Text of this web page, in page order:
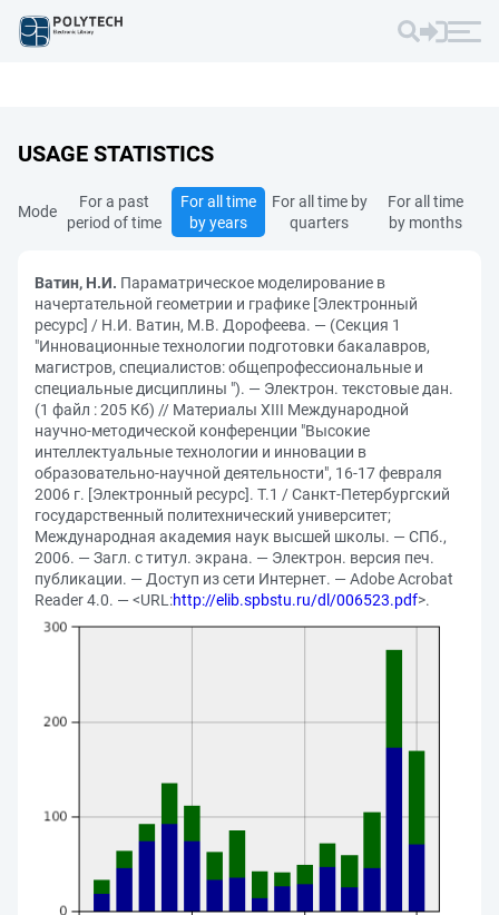
USAGE STATISTICS
Mode
For a past
period of time
For all time
by years
For all time by
quarters
For all time
by months
Ватин, Н.И. Параматрическое моделирование в
начертательной геометрии и графике [Электронный
ресурс] / Н.И. Ватин, М.В. Дорофеева. — (Секция 1
"Инновационные технологии подготовки бакалавров,
магистров, специалистов: общепрофессиональные и
специальные дисциплины "). — Электрон. текстовые дан.
(1 файл : 205 Кб) // Материалы XIII Международной
научно-методической конференции "Высокие
интеллектуальные технологии и инновации в
образовательно-научной деятельности", 16-17 февраля
2006 г. [Электронный ресурс]. Т.1 / Санкт-Петербургский
государственный политехнический университет;
Международная академия наук высшей школы. — СПб.,
2006. — Загл. с титул. экрана. — Электрон. версия печ.
публикации. — Доступ из сети Интернет. — Adobe Acrobat
Reader 4.0. — <URL:http://elib.spbstu.ru/dl/006523.pdf>.